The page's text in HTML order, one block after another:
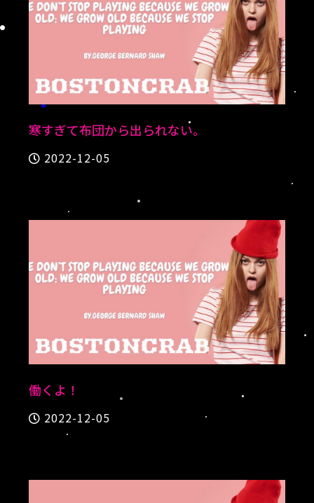
寒すぎて布団から出られない。
2022-12-05
働くよ！
2022-12-05